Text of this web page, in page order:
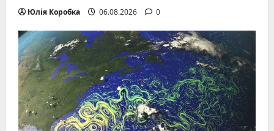
Юлія Коробка 06.08.2026 0